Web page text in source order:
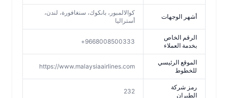
أشهر الوجهات
كوالالمبور، بانكوك، سنغافورة، لندن،
الرقم الخاص
بخدمة العملاء
9668008500333+
الموقع الرئيسي
للخطوط
https://www.malaysiaairlines.com
رمز شركة